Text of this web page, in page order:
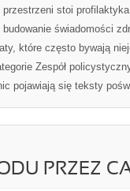
przestrzeni stoi
budowanie świadomości
które często bywają
Zespół
pojawiają się teksty
PRZEZ